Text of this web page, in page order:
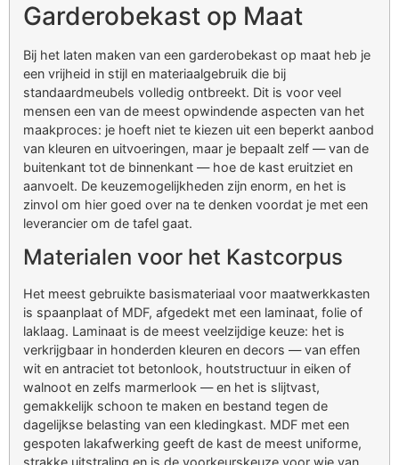
Garderobekast op Maat
Bij het laten maken van een garderobekast op maat heb je
een vrijheid in stijl en materiaalgebruik die bij
standaardmeubels volledig ontbreekt. Dit is voor veel
mensen een van de meest opwindende aspecten van het
maakproces: je hoeft niet te kiezen uit een beperkt aanbod
van kleuren en uitvoeringen, maar je bepaalt zelf — van de
buitenkant tot de binnenkant — hoe de kast eruitziet en
aanvoelt. De keuzemogelijkheden zijn enorm, en het is
zinvol om hier goed over na te denken voordat je met een
leverancier om de tafel gaat.
Materialen voor het Kastcorpus
Het meest gebruikte basismateriaal voor maatwerkkasten
is spaanplaat of MDF, afgedekt met een laminaat, folie of
laklaag. Laminaat is de meest veelzijdige keuze: het is
verkrijgbaar in honderden kleuren en decors — van effen
wit en antraciet tot betonlook, houtstructuur in eiken of
walnoot en zelfs marmerlook — en het is slijtvast,
gemakkelijk schoon te maken en bestand tegen de
dagelijkse belasting van een kledingkast. MDF met een
gespoten lakafwerking geeft de kast de meest uniforme,